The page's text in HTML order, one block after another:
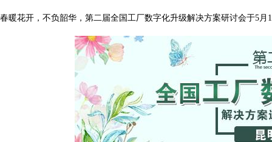
春暖花开，不负韶华，第二届全国工厂数字化升级解决方案研讨会于5月